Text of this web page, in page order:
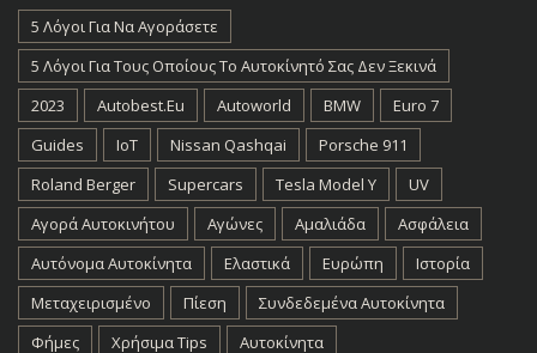
5 Λόγοι Για Να Αγοράσετε
5 Λόγοι Για Τους Οποίους Το Αυτοκίνητό Σας Δεν Ξεκινά
2023
Autobest.eu Autoworld BMW
Euro 7
Guides
IoT Nissan Qashqai
Porsche 911
Roland Berger
Supercars Tesla Model Y
UV
Αγορά Αυτοκινήτου
Αγώνες Αμαλιάδα
Ασφάλεια
Αυτόνομα Αυτοκίνητα
Ελαστικά Ευρώπη
Ιστορία
Μεταχειρισμένο
Πίεση
Συνδεδεμένα Αυτοκίνητα
Φήμες
Χρήσιμα Tips Αυτοκίνητα